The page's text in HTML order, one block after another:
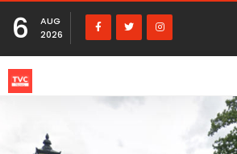
6
AUG
2026